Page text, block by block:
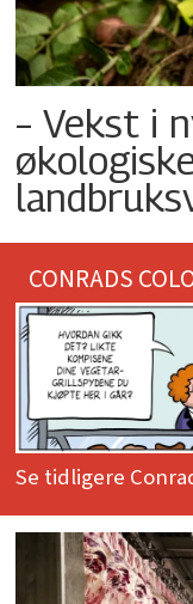
– Vekst i
CONRADS
Se tidligere